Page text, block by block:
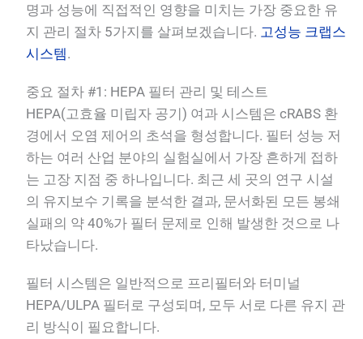
명과 성능에 직접적인 영향을 미치는 가장 중요한 유
지 관리 절차 5가지를 살펴보겠습니다. 고성능 크랩스
시스템.
중요 절차 #1: HEPA 필터 관리 및 테스트
HEPA(고효율 미립자 공기) 여과 시스템은 cRABS 환
경에서 오염 제어의 초석을 형성합니다. 필터 성능 저
하는 여러 산업 분야의 실험실에서 가장 흔하게 접하
는 고장 지점 중 하나입니다. 최근 세 곳의 연구 시설
의 유지보수 기록을 분석한 결과, 문서화된 모든 봉쇄
실패의 약 40%가 필터 문제로 인해 발생한 것으로 나
타났습니다.
필터 시스템은 일반적으로 프리필터와 터미널
HEPA/ULPA 필터로 구성되며, 모두 서로 다른 유지 관
리 방식이 필요합니다.